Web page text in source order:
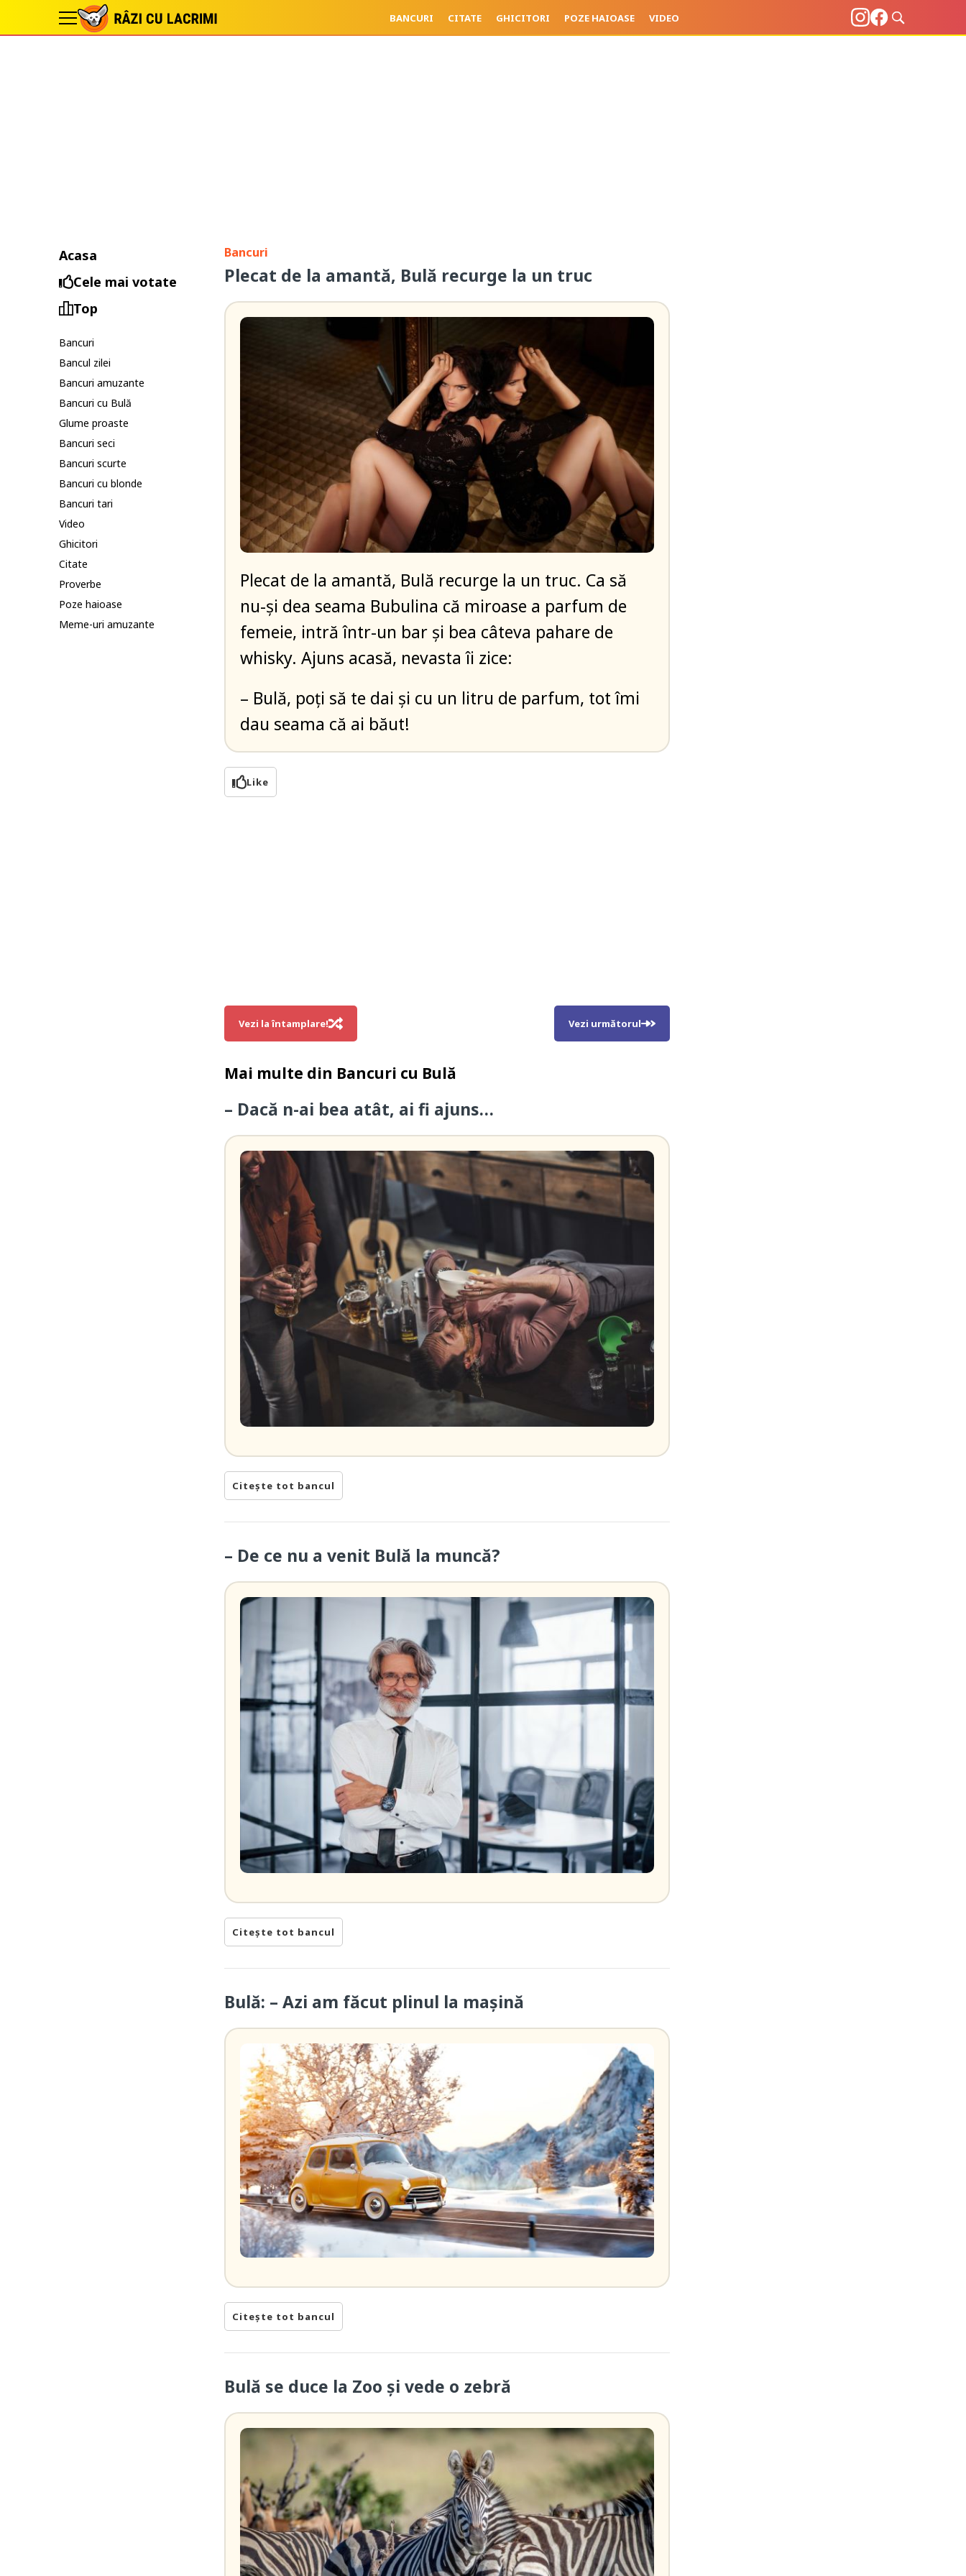
BANCURI CITATE GHICITORI POZE HAIOASE VIDEO
Acasa
Cele mai votate
Top
Bancuri
Bancul zilei
Bancuri amuzante
Bancuri cu Bulă
Glume proaste
Bancuri seci
Bancuri scurte
Bancuri cu blonde
Bancuri tari
Video
Ghicitori
Citate
Proverbe
Poze haioase
Meme-uri amuzante
Bancuri
Plecat de la amantă, Bulă recurge la un truc
Plecat de la amantă, Bulă recurge la un truc. Ca să
nu-și dea seama Bubulina că miroase a parfum de
femeie, intră într-un bar și bea câteva pahare de
whisky. Ajuns acasă, nevasta îi zice:
– Bulă, poți să te dai și cu un litru de parfum, tot îmi
dau seama că ai băut!
Like
Vezi la întamplare! Vezi următorul
Mai multe din Bancuri cu Bulă
– Dacă n-ai bea atât, ai fi ajuns…
Citește tot bancul
– De ce nu a venit Bulă la muncă?
Citește tot bancul
Bulă: – Azi am făcut plinul la maşină
Citește tot bancul
Bulă se duce la Zoo și vede o zebră